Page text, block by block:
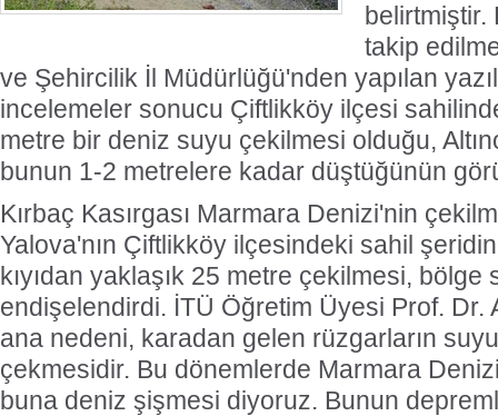
belirtmiştir.
takip
ve Şehircilik İl Müdürlüğü'nden yapılan
incelemeler sonucu Çiftlikköy ilçesi
metre bir deniz suyu çekilmesi olduğu,
bunun 1-2 metrelere kadar düştüğünün
Kırbaç Kasırgası Marmara Denizi'nin
Yalova'nın Çiftlikköy ilçesindeki sahil
kıyıdan yaklaşık 25 metre çekilmesi, bölge
endişelendirdi. İTÜ Öğretim Üyesi Prof. Dr.
ana nedeni, karadan gelen rüzgarların
çekmesidir. Bu dönemlerde Marmara
buna deniz şişmesi diyoruz. Bunun